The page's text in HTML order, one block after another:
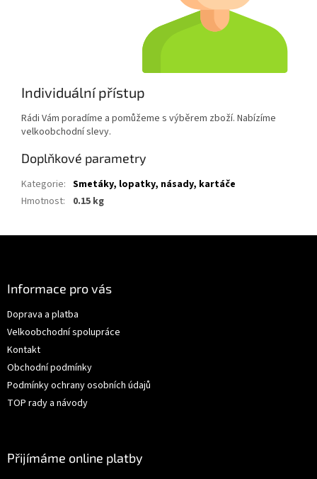
Individuální přístup
Rádi Vám poradíme a pomůžeme s výběrem zboží. Nabízíme
velkoobchodní slevy.
Doplňkové parametry
Kategorie: Smetáky, lopatky, násady, kartáče
Hmotnost: 0.15 kg
Informace pro vás
Doprava a platba
Velkoobchodní spolupráce
Kontakt
Obchodní podmínky
Podmínky ochrany osobních údajů
TOP rady a návody
Přijímáme online platby